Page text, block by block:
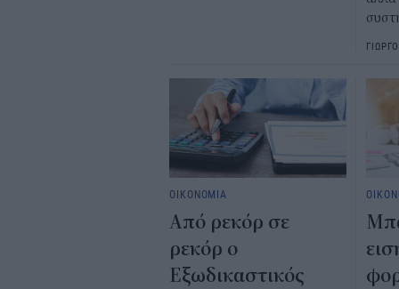
ΟΙΚΟΝΟΜΙΑ
Από ρεκόρ σε
ρεκόρ ο
Εξωδικαστικός